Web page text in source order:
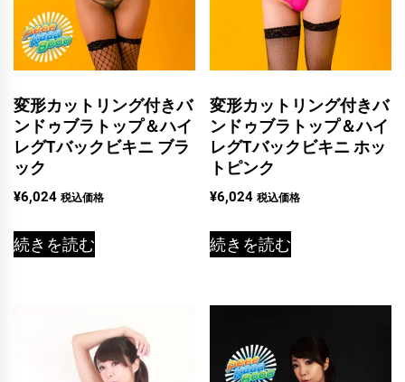
変形カットリング付きバ
ンドゥブラトップ＆ハイ
レグTバックビキニ ブラ
ック
¥6,024 税込価格
続きを読む
変形カットリング付きバ
ンドゥブラトップ＆ハイ
レグTバックビキニ ホッ
トピンク
¥6,024 税込価格
続きを読む